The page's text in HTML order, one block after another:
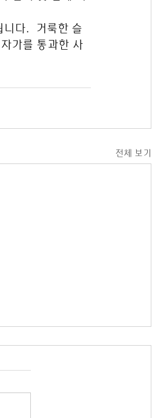
다.  거룩한 슬
가를 통과한 사
전체 보기